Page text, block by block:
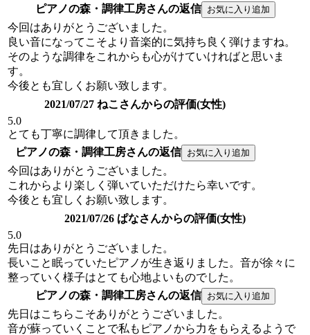
ピアノの森・調律工房さんの返信
今回はありがとうございました。
良い音になってこそより音楽的に気持ち良く弾けますね。
そのような調律をこれからも心がけていければと思いま
す。
今後とも宜しくお願い致します。
2021/07/27 ねこさんからの評価(女性)
5.0
とても丁寧に調律して頂きました。
ピアノの森・調律工房さんの返信
今回はありがとうございました。
これからより楽しく弾いていただけたら幸いです。
今後とも宜しくお願い致します。
2021/07/26 ぱなさんからの評価(女性)
5.0
先日はありがとうございました。
長いこと眠っていたピアノが生き返りました。音が徐々に
整っていく様子はとても心地よいものでした。
ピアノの森・調律工房さんの返信
先日はこちらこそありがとうございました。
音が蘇っていくことで私もピアノから力をもらえるようで